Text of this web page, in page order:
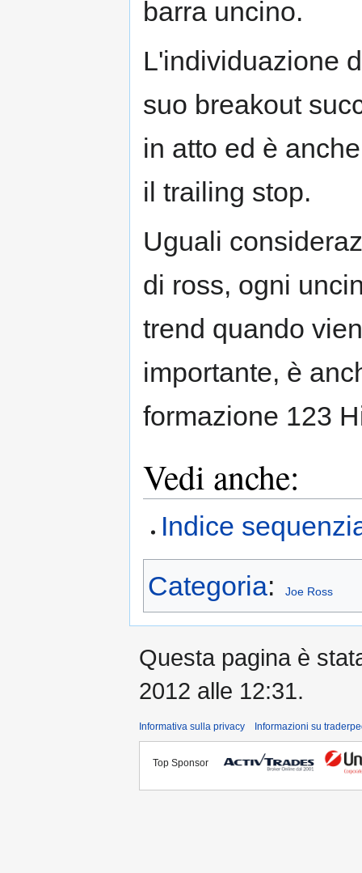
barra uncino.
L'individuazione
suo breakout
in atto ed è
il trailing stop.
Uguali
di ross, ogni
trend quando
importante, è
formazione 123
Vedi anche:
Indice
Categoria: Joe Ross
Questa pagina è
2012 alle 12:31.
Informativa sulla privacy Informazioni su
Top Sponsor